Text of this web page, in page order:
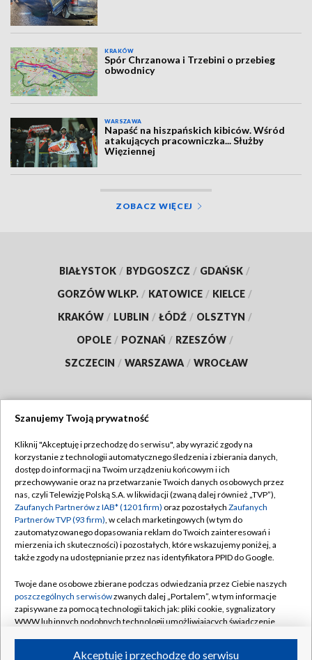
KRAKÓW
Spór Chrzanowa i Trzebini o przebieg
obwodnicy
WARSZAWA
Napaść na hiszpańskich kibiców. Wśród
atakujących pracowniczka... Służby
Więziennej
ZOBACZ WIĘCEJ
BIAŁYSTOK / BYDGOSZCZ / GDAŃSK /
GORZÓW WLKP. / KATOWICE / KIELCE /
KRAKÓW / LUBLIN / ŁÓDŹ / OLSZTYN /
OPOLE / POZNAŃ / RZESZÓW /
SZCZECIN / WARSZAWA / WROCŁAW
TVP
Abonament TVP
Emisja w TVP
Centrum informacji TVP
Naziemna Telewizja Cyfrowa
Rada Programowa
System NOS
Informacje o nadawcy
Regulamin TVP
Polityka prywatności
Moje zgody
Pomoc
Kontakt
Kanały
Szanujemy Twoją prywatność
Kliknij "Akceptuję i przechodzę do serwisu", aby wyrazić zgody na
korzystanie z technologii automatycznego śledzenia i zbierania danych,
dostęp do informacji na Twoim urządzeniu końcowym i ich
przechowywanie oraz na przetwarzanie Twoich danych osobowych przez
nas, czyli Telewizję Polską S.A. w likwidacji (zwaną dalej również „TVP”),
Zaufanych Partnerów z IAB* (1201 firm) oraz pozostałych Zaufanych
Partnerów TVP (93 firm), w celach marketingowych (w tym do
zautomatyzowanego dopasowania reklam do Twoich zainteresowań i
mierzenia ich skuteczności) i pozostałych, które wskazujemy poniżej, a
także zgody na udostępnianie przez nas identyfikatora PPID do Google.
Twoje dane osobowe zbierane podczas odwiedzania przez Ciebie naszych
poszczególnych serwisówzwanych dalej „Portalem”, w tym informacje
zapisywane za pomocą technologii takich jak: pliki cookie, sygnalizatory
WWW lub innych podobnych technologii umożliwiających świadczenie
Akceptuję i przechodzę do serwisu